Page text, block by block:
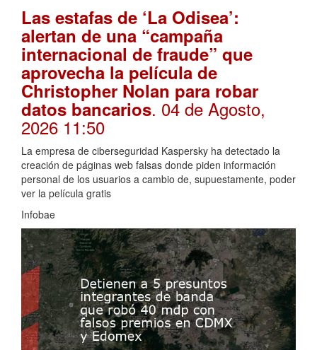
Las estafas de ‘La Odisea’:
alertan de una “campaña
internacional de fraude” que
aprovecha la película de
Christopher Nolan para robar
datos bancarios. 04 de Agosto,
2026 11:50
La empresa de ciberseguridad Kaspersky ha detectado la
creación de páginas web falsas donde piden información
personal de los usuarios a cambio de, supuestamente, poder
ver la película gratis
Infobae